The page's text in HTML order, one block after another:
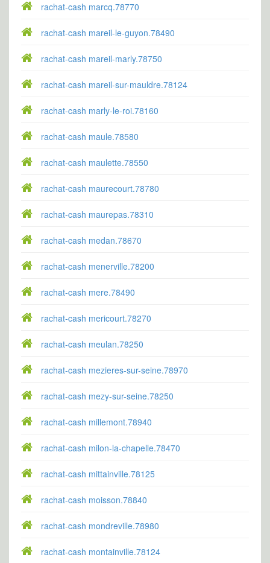
rachat-cash marcq.78770
rachat-cash mareil-le-guyon.78490
rachat-cash mareil-marly.78750
rachat-cash mareil-sur-mauldre.78124
rachat-cash marly-le-roi.78160
rachat-cash maule.78580
rachat-cash maulette.78550
rachat-cash maurecourt.78780
rachat-cash maurepas.78310
rachat-cash medan.78670
rachat-cash menerville.78200
rachat-cash mere.78490
rachat-cash mericourt.78270
rachat-cash meulan.78250
rachat-cash mezieres-sur-seine.78970
rachat-cash mezy-sur-seine.78250
rachat-cash millemont.78940
rachat-cash milon-la-chapelle.78470
rachat-cash mittainville.78125
rachat-cash moisson.78840
rachat-cash mondreville.78980
rachat-cash montainville.78124